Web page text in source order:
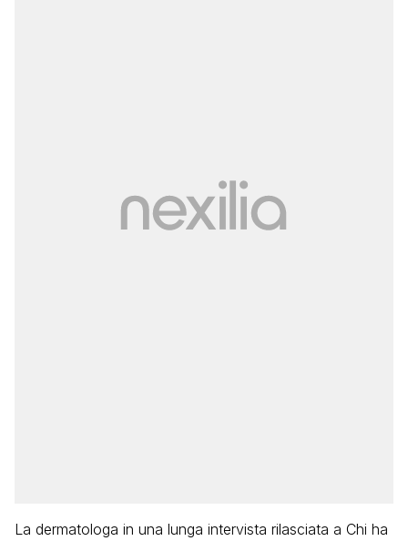
La dermatologa in una lunga intervista rilasciata a Chi ha